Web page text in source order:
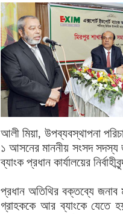
আলী মিয়া, উপব্যবস্থাপনা
১ আসনের মাননীয় সংসদ সদস্য
ব্যাংক প্রধান কার্যালয়ের
প্রধান অতিথির বক্তব্যে
গ্রাহককে আর ব্যাংকে যেতে